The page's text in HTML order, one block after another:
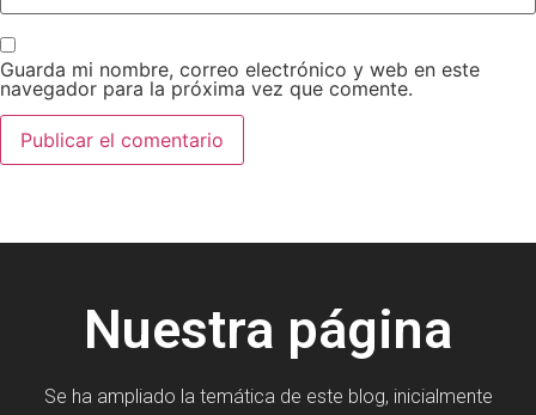
Guarda mi nombre, correo electrónico y web en este
navegador para la próxima vez que comente.
Nuestra página
Se ha ampliado la temática de este blog, inicialmente